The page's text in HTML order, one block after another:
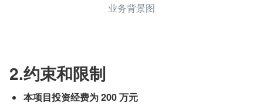
业务背景图
2.约束和限制
本项目投资经费为 200 万元